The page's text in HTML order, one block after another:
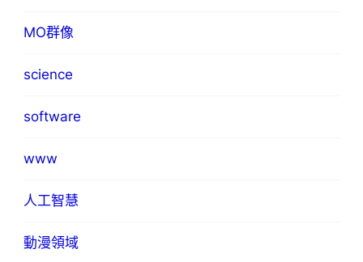
MO群像
science
software
www
人工智慧
動漫領域